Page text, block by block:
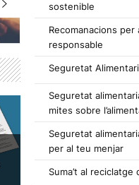
sostenible
Recomanacions per
responsable
Seguretat
Seguretat
mites sobre
Seguretat
per al teu menjar
Suma’t al reciclatge